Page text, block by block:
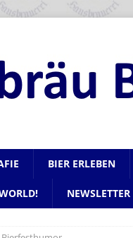
BIER ERLEBEN
NEWSLETTER